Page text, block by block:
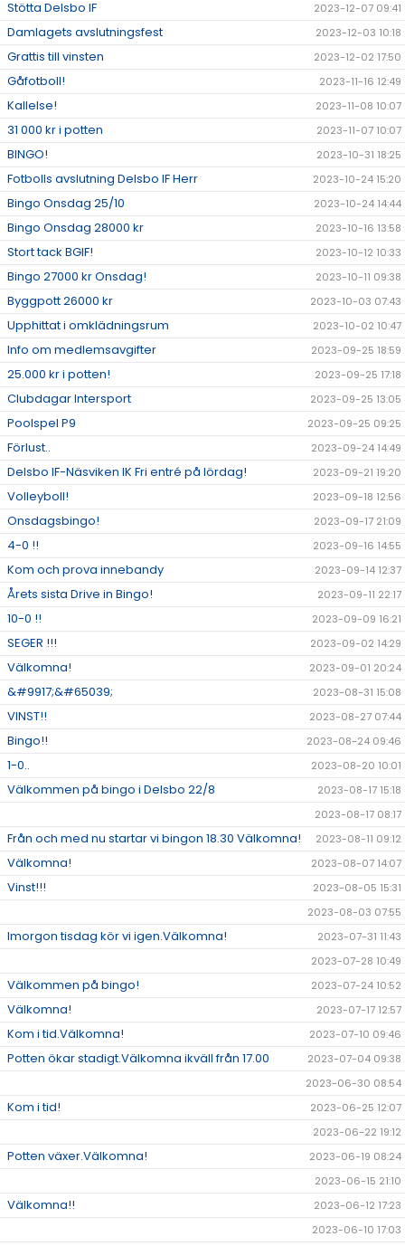
Stötta Delsbo IF 2023-12-07 09:41
Damlagets avslutningsfest 2023-12-03 10:18
Grattis till vinsten 2023-12-02 17:50
Gåfotboll! 2023-11-16 12:49
Kallelse! 2023-11-08 10:07
31 000 kr i potten 2023-11-07 10:07
BINGO! 2023-10-31 18:25
Fotbolls avslutning Delsbo IF Herr 2023-10-24 15:20
Bingo Onsdag 25/10 2023-10-24 14:44
Bingo Onsdag 28000 kr 2023-10-16 13:58
Stort tack BGIF! 2023-10-12 10:33
Bingo 27000 kr Onsdag! 2023-10-11 09:38
Byggpott 26000 kr 2023-10-03 07:43
Upphittat i omklädningsrum 2023-10-02 10:47
Info om medlemsavgifter 2023-09-25 18:59
25.000 kr i potten! 2023-09-25 17:18
Clubdagar Intersport 2023-09-25 13:05
Poolspel P9 2023-09-25 09:25
Förlust.. 2023-09-24 14:49
Delsbo IF-Näsviken IK Fri entré på lördag! 2023-09-21 19:20
Volleyboll! 2023-09-18 12:56
Onsdagsbingo! 2023-09-17 21:09
4-0 !! 2023-09-16 14:55
Kom och prova innebandy 2023-09-14 12:37
Årets sista Drive in Bingo! 2023-09-11 22:17
10-0 !! 2023-09-09 16:21
SEGER !!! 2023-09-02 14:29
Välkomna! 2023-09-01 20:24
&#9917;&#65039; 2023-08-31 15:08
VINST!! 2023-08-27 07:44
Bingo!! 2023-08-24 09:46
1-0.. 2023-08-20 10:01
Välkommen på bingo i Delsbo 22/8
2023-08-17 15:18
2023-08-17 08:17
Från och med nu startar vi bingon 18.30 Välkomna! 2023-08-11 09:12
Välkomna! 2023-08-07 14:07
Vinst!!!
2023-08-05 15:31
2023-08-03 07:55
Imorgon tisdag kör vi igen.Välkomna!
2023-07-31 11:43
2023-07-28 10:49
Välkommen på bingo! 2023-07-24 10:52
Välkomna! 2023-07-17 12:57
Kom i tid.Välkomna! 2023-07-10 09:46
Potten ökar stadigt.Välkomna ikväll från 17.00
2023-07-04 09:38
2023-06-30 08:54
Kom i tid!
2023-06-25 12:07
2023-06-22 19:12
Potten växer.Välkomna!
2023-06-19 08:24
2023-06-15 21:10
Välkomna!!
2023-06-12 17:23
2023-06-10 17:03